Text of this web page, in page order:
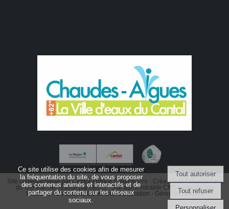
Site commercialisé par Centre France Solution Pro - Création et hébergement
du site Internet réalisé par Net15-Site administrable CMS propulsé par
WebSee-Conditions Générales d'Utilisation - Gérer les cookies
Ce site utilise des cookies afin de mesurer
la fréquentation du site, de vous proposer
des contenus animés et interactifs et de
partager du contenu sur les réseaux
sociaux.